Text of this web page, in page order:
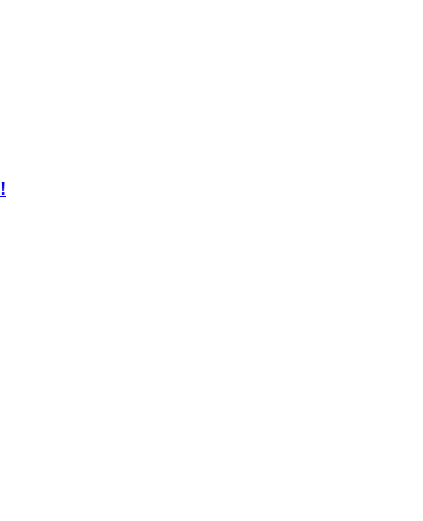
سنگ خوب را گران نخرید!